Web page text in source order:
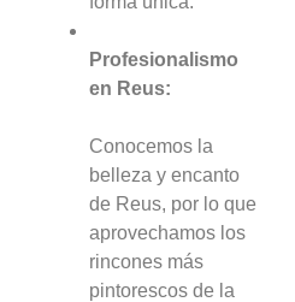
Profesionalismo
en Reus:
Conocemos la
belleza y encanto
de Reus, por lo que
aprovechamos los
rincones más
pintorescos de la